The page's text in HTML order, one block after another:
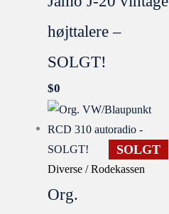
højttalere –
SOLGT!
$0
SOLGT
Diverse / Rodekassen
Org.